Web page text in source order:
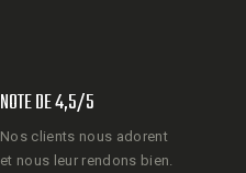
NOTE DE 4,5/5
Nos clients nous adorent
et nous leur rendons bien.